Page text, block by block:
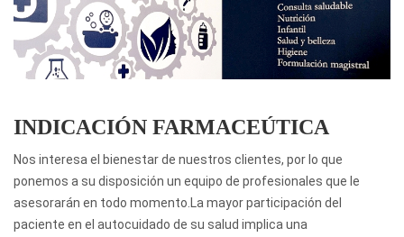
INDICACIÓN FARMACEÚTICA
Nos interesa el bienestar de nuestros clientes, por lo que
ponemos a su disposición un equipo de profesionales que le
asesorarán en todo momento.La mayor participación del
paciente en el autocuidado de su salud implica una